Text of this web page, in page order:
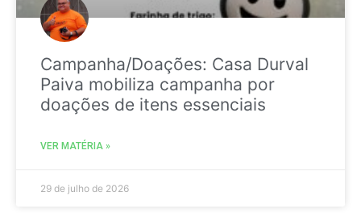
Campanha/Doações: Casa Durval
Paiva mobiliza campanha por
doações de itens essenciais
VER MATÉRIA »
29 de julho de 2026